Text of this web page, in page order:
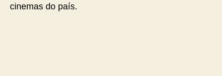
cinemas do país.